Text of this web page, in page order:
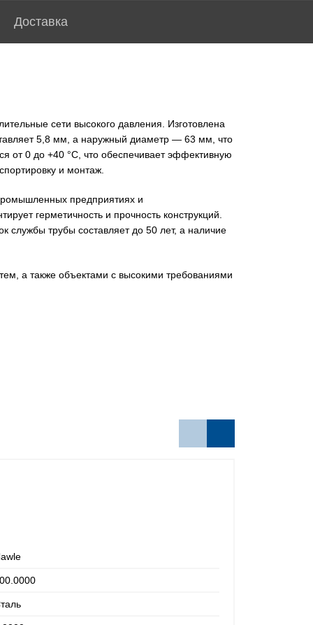
Доставка
сети высокого давления. Изготовлена
5,8 мм, а наружный диаметр — 63 мм, что
от 0 до +40 °С, что обеспечивает эффективную
и монтаж.
предприятиях и
герметичность и прочность конструкций.
службы трубы составляет до 50 лет, а наличие
а также объектами с высокими требованиями